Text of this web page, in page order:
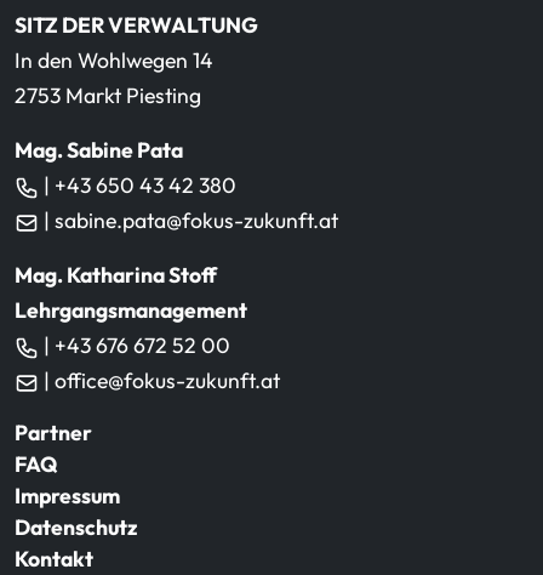
SITZ DER VERWALTUNG
In den Wohlwegen 14
2753 Markt Piesting
Mag. Sabine Pata
| +43 650 43 42 380
| sabine.pata@fokus-zukunft.at
Mag. Katharina Stoff
Lehrgangsmanagement
| +43 676 672 52 00
| office@fokus-zukunft.at
Partner
FAQ
Impressum
Datenschutz
Kontakt